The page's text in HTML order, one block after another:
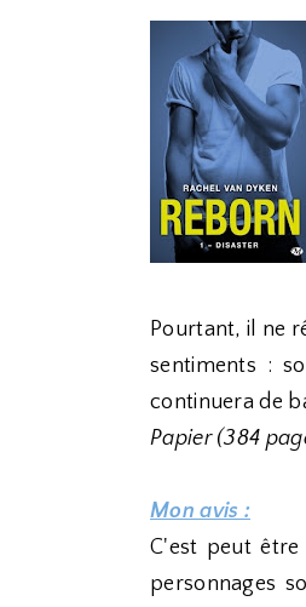
Pourtant, il ne
sentiments :
continuera de
Papier (384
Mon avis :
C'est peut être
personnages